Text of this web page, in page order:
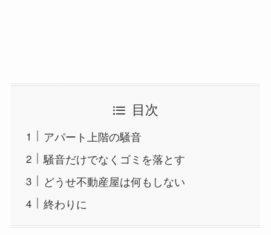
目次
アパート上階の騒音
騒音だけでなくゴミを落とす
どうせ不動産屋は何もしない
終わりに